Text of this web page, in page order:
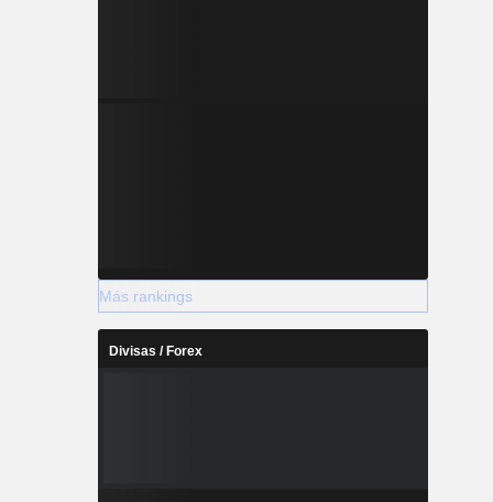
Más rankings
Divisas / Forex